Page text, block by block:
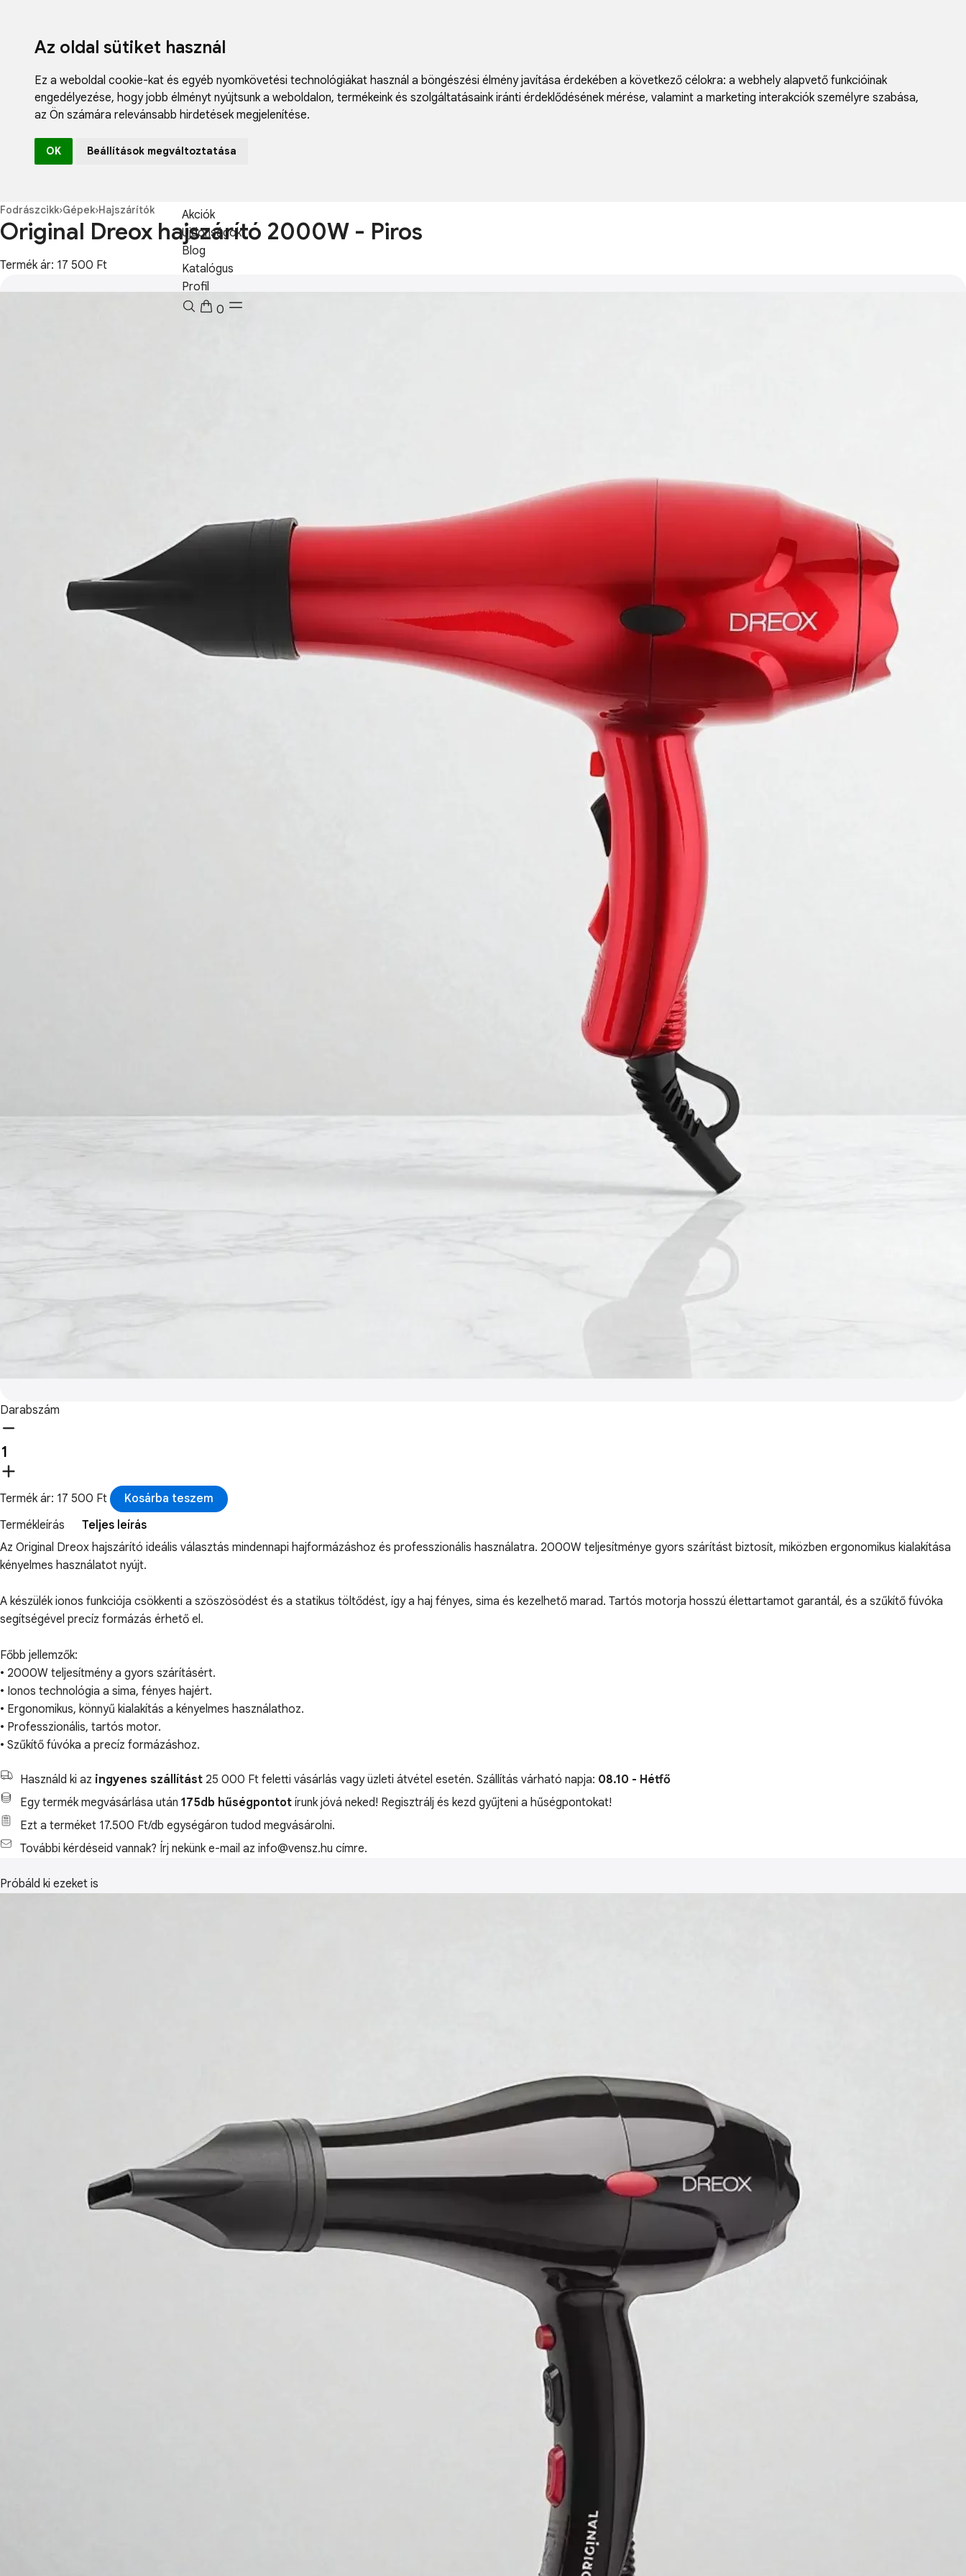
Az oldal sütiket használ
Ez a weboldal cookie-kat és egyéb nyomkövetési technológiákat használ a böngészési élmény javítása érdekében a következő célokra: a webhely alapvető funkcióinak
engedélyezése, hogy jobb élményt nyújtsunk a weboldalon, termékeink és szolgáltatásaink iránti érdeklődésének mérése, valamint a marketing interakciók személyre szabása,
az Ön számára relevánsabb hirdetések megjelenítése.
OK Beállítások megváltoztatása
Fodrászcikk
Akciók
Újdonságok
Blog
Katalógus
Profil
0
Fodrászcikk›Gépek›Hajszárítók
Original Dreox hajszárító 2000W - Piros
Termék ár: 17 500 Ft
Darabszám
Termék ár: 17 500 Ft
Kosárba teszem
Termékleírás
Teljes leírás
Az Original Dreox hajszárító ideális választás mindennapi hajformázáshoz és professzionális használatra. 2000W teljesítménye gyors szárítást biztosít, miközben ergonomikus kialakítása
kényelmes használatot nyújt.
A készülék ionos funkciója csökkenti a szöszösödést és a statikus töltődést, így a haj fényes, sima és kezelhető marad. Tartós motorja hosszú élettartamot garantál, és a szűkítő fúvóka
segítségével precíz formázás érhető el.
Főbb jellemzők:
• 2000W teljesítmény a gyors szárításért.
• Ionos technológia a sima, fényes hajért.
• Ergonomikus, könnyű kialakítás a kényelmes használathoz.
• Professzionális, tartós motor.
• Szűkítő fúvóka a precíz formázáshoz.
Használd ki az ingyenes szállítást 25 000 Ft feletti vásárlás vagy üzleti átvétel esetén. Szállítás várható napja: 08.10 - Hétfő
Egy termék megvásárlása után 175db hűségpontot írunk jóvá neked! Regisztrálj és kezd gyűjteni a hűségpontokat!
Ezt a terméket 17.500 Ft/db egységáron tudod megvásárolni.
További kérdéseid vannak? Írj nekünk e-mail az info@vensz.hu címre.
Próbáld ki ezeket is